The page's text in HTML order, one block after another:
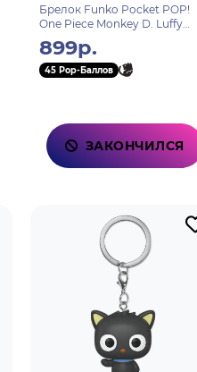
Брелок Funko Pocket POP!
One Piece Monkey D. Luffy
(Egghead Arc) 88262
899р.
45 Pop-Баллов
ЗАКОНЧИЛСЯ